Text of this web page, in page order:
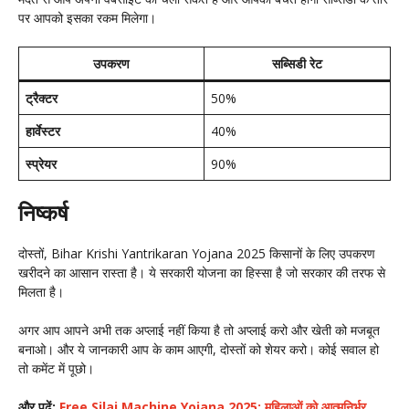
पर आपको इसका रकम मिलेगा।
उपकरण
सब्सिडी रेट
ट्रैक्टर
50%
हार्वेस्टर
40%
स्प्रेयर
90%
निष्कर्ष
दोस्तों, Bihar Krishi Yantrikaran Yojana 2025 किसानों के लिए उपकरण
खरीदने का आसान रास्ता है। ये सरकारी योजना का हिस्सा है जो सरकार की तरफ से
मिलता है।
अगर आप आपने अभी तक अप्लाई नहीं किया है तो अप्लाई करो और खेती को मजबूत
बनाओ। और ये जानकारी आप के काम आएगी, दोस्तों को शेयर करो। कोई सवाल हो
तो कमेंट में पूछो।